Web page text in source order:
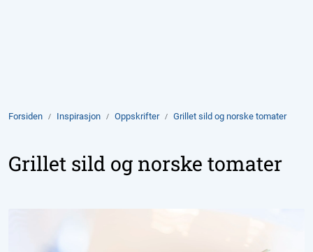
Forsiden Inspirasjon Oppskrifter Grillet sild og norske tomater
Grillet sild og norske tomater
Kontakt oss